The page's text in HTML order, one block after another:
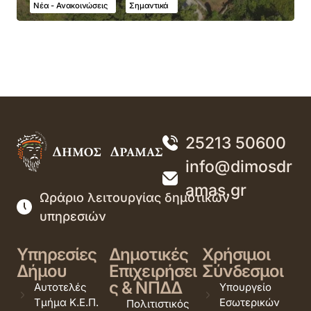
Νέα - Ανακοινώσεις
Σημαντικά
25213 50600
info@dimosdr
amas.gr
Ωράριο λειτουργίας δημοτικών
υπηρεσιών
Υπηρεσίες
Δήμου
Αυτοτελές
Τμήμα Κ.Ε.Π.
Δημοτικές
Επιχειρήσει
ς & ΝΠΔΔ
Πολιτιστικός
Χρήσιμοι
Σύνδεσμοι
Υπουργείο
Εσωτερικών